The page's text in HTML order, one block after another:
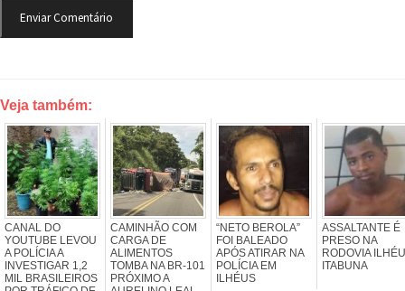
Veja também:
CANAL DO
YOUTUBE LEVOU
A POLÍCIA A
INVESTIGAR 1,2
MIL BRASILEIROS
CAMINHÃO COM
CARGA DE
ALIMENTOS
TOMBA NA BR-101
PRÓXIMO A
“NETO BEROLA”
FOI BALEADO
APÓS ATIRAR NA
POLÍCIA EM
ILHÉUS
ASSALTANTE É
PRESO NA
RODOVIA
ITABUNA